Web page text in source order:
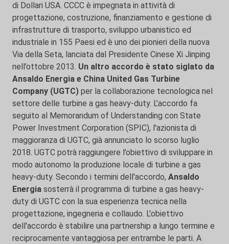
di Dollari USA. CCCC è impegnata in attività di
progettazione, costruzione, finanziamento e gestione di
infrastrutture di trasporto, sviluppo urbanistico ed
industriale in 155 Paesi ed è uno dei pionieri della nuova
Via della Seta, lanciata dal Presidente Cinese Xi Jinping
nell’ottobre 2013. Un altro accordo è stato siglato da
Ansaldo Energia e China United Gas Turbine
Company (UGTC) per la collaborazione tecnologica nel
settore delle turbine a gas heavy-duty. L’accordo fa
seguito al Memorandum of Understanding con State
Power Investment Corporation (SPIC), l'azionista di
maggioranza di UGTC, già annunciato lo scorso luglio
2018. UGTC potrà raggiungere l’obiettivo di sviluppare in
modo autonomo la produzione locale di turbine a gas
heavy-duty. Secondo i termini dell'accordo, Ansaldo
Energia sosterrà il programma di turbine a gas heavy-
duty di UGTC con la sua esperienza tecnica nella
progettazione, ingegneria e collaudo. L'obiettivo
dell'accordo è stabilire una partnership a lungo termine e
reciprocamente vantaggiosa per entrambe le parti. A